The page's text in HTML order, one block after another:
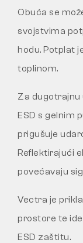
Obuća se
svojstvima
hodu. Potplat
toplinom.
Za dugotrajnu
ESD s gelnim
prigušuje
Reflektirajući
povećavaju
Vectra je
prostore te
ESD zaštitu.